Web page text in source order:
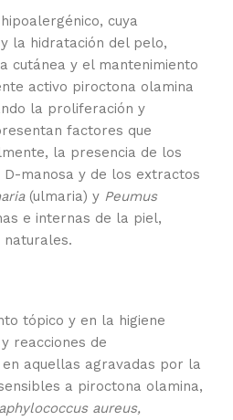
cuya
la hidratación del pelo,
cutánea y el mantenimiento
activo piroctona olamina
la proliferación y
factores que
la presencia de los
manosa y de los extractos
(ulmaria) y Peumus
e internas de la piel,
naturales.
tópico y en la higiene
reacciones de
aquellas agravadas por la
a piroctona olamina,
aureus,